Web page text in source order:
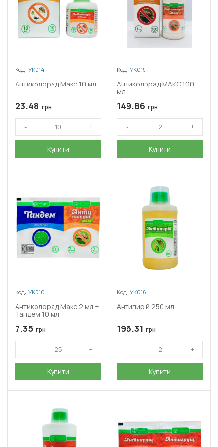
Код: УК014
Антиколорад Макс 10 мл
23.48 грн
Купити
Код: УК015
Антиколорад МАКС 100
мл
149.86 грн
Купити
Код: УК016
Антиколорад Макс 2 мл +
Тандем 10 мл
7.35 грн
Купити
Код: УК018
Антипирій 250 мл
196.31 грн
Купити